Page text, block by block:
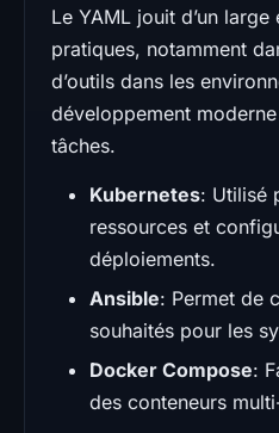
Le YAML jouit d’un
pratiques, notamment
d’outils dans les
développement
tâches.
Kubernetes: Utilisé
ressources et
déploiements.
Ansible: Permet de
souhaités pour les
Docker Compose:
des conteneurs